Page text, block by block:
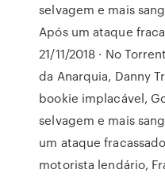
selvagem e mais
Após um ataque
21/11/2018 · No
da Anarquia, Danny
bookie implacável,
selvagem e mais
um ataque
motorista lendário,